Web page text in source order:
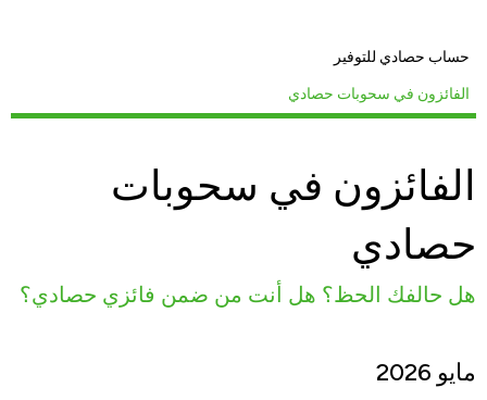
حساب حصادي للتوفير
الفائزون في سحوبات حصادي
الفائزون في سحوبات
حصادي
هل حالفك الحظ؟ هل أنت من ضمن فائزي حصادي؟
مايو 2026